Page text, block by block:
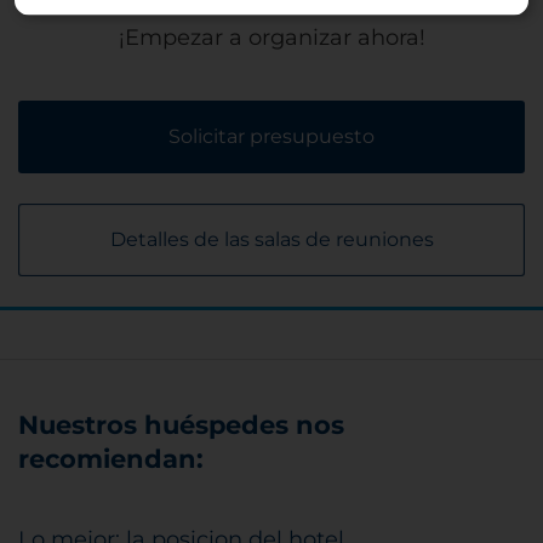
¡Empezar a organizar ahora!
Solicitar presupuesto
Detalles de las salas de reuniones
Nuestros huéspedes nos
recomiendan: